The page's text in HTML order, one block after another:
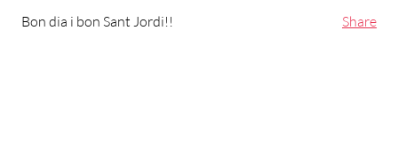
Share
Bon dia i bon Sant Jordi!!